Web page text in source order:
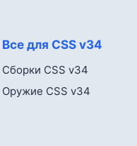
Все для CSS v34
Сборки CSS v34
Оружие CSS v34